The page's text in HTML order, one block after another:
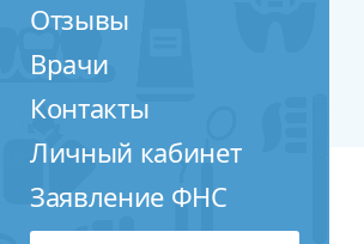
Отзывы
Врачи
Контакты
Личный кабинет
Заявление ФНС